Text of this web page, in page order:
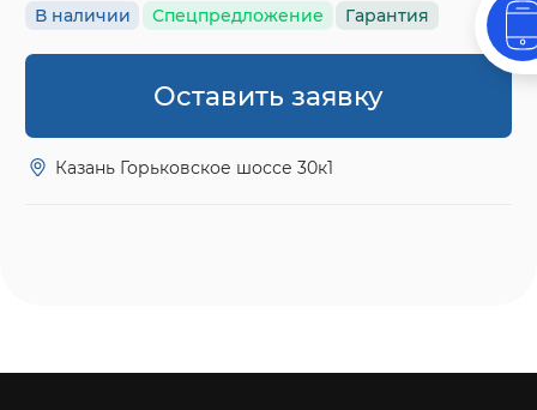
В наличии Спецпредложение Гарантия
Оставить заявку
Казань Горьковское шоссе 30к1